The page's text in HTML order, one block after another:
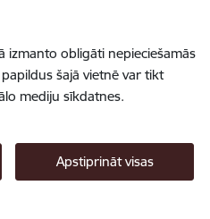
izmanto obligāti nepieciešamās
šajā vietnē var tikt
mediju sīkdatnes.
Apstiprināt visas